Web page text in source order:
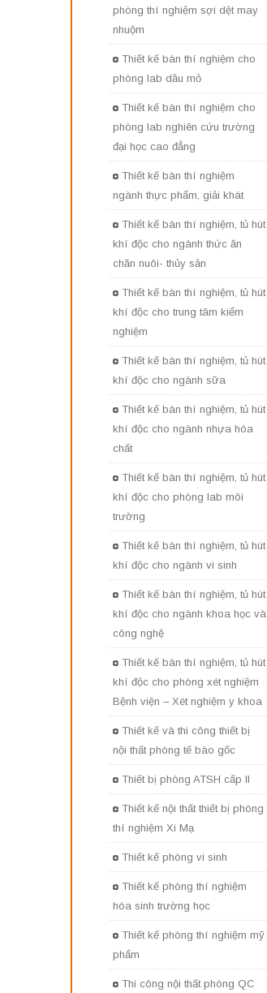
phòng thí nghiệm sợi dệt may
nhuộm
Thiết kế bàn thí nghiệm cho
phòng lab dầu mỏ
Thiết kế bàn thí nghiệm cho
phòng lab nghiên cứu trường
đại học cao đẳng
Thiết kế bàn thí nghiệm
ngành thực phẩm, giải khát
Thiết kế bàn thí nghiệm, tủ hút
khí độc cho ngành thức ăn
chăn nuôi- thủy sản
Thiết kế bàn thí nghiệm, tủ hút
khí độc cho trung tâm kiểm
nghiệm
Thiết kế bàn thí nghiệm, tủ hút
khí độc cho ngành sữa
Thiết kế bàn thí nghiệm, tủ hút
khí độc cho ngành nhựa hóa
chất
Thiết kế bàn thí nghiệm, tủ hút
khí độc cho phòng lab môi
trường
Thiết kế bàn thí nghiệm, tủ hút
khí độc cho ngành vi sinh
Thiết kế bàn thí nghiệm, tủ hút
khí độc cho ngành khoa học và
công nghệ
Thiết kế bàn thí nghiệm, tủ hút
khí độc cho phòng xét nghiệm
Bệnh viện – Xét nghiệm y khoa
Thiết kế và thi công thiết bị
nội thất phòng tế bào gốc
Thiết bị phòng ATSH cấp II
Thiết kế nội thất thiết bị phòng
thí nghiệm Xi Mạ
Thiết kế phòng vi sinh
Thiết kế phòng thí nghiệm
hóa sinh trường học
Thiết kế phòng thí nghiệm mỹ
phẩm
Thi công nội thất phòng QC